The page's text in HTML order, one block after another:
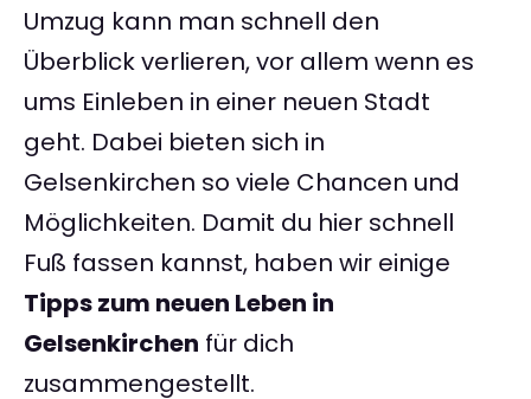
Umzug kann man schnell den
Überblick verlieren, vor allem wenn es
ums Einleben in einer neuen Stadt
geht. Dabei bieten sich in
Gelsenkirchen so viele Chancen und
Möglichkeiten. Damit du hier schnell
Fuß fassen kannst, haben wir einige
Tipps zum neuen Leben in
Gelsenkirchen für dich
zusammengestellt.